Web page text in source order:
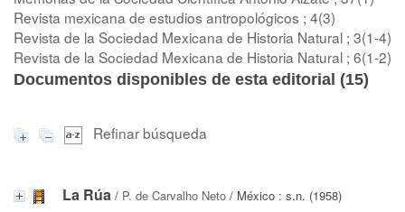
Revista mexicana de estudios antropológicos ; 4(3)
Revista de la Sociedad Mexicana de Historia Natural ; 3(1-4)
Revista de la Sociedad Mexicana de Historia Natural ; 6(1-2)
Documentos disponibles de esta editorial (15)
Refinar búsqueda
La Rúa / P. de Carvalho Neto / México : s.n. (1958)